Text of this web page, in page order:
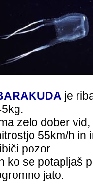
je
zelo dober
55km/h in
pozor.
ko se potapljaš
jato.